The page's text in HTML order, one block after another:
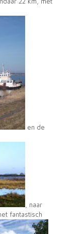
en de
, naar
fantastisch